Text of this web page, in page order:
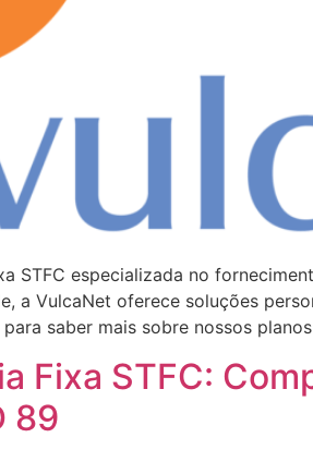
STFC especializada no
a VulcaNet oferece soluções
saber mais sobre nossos
Fixa STFC:
89